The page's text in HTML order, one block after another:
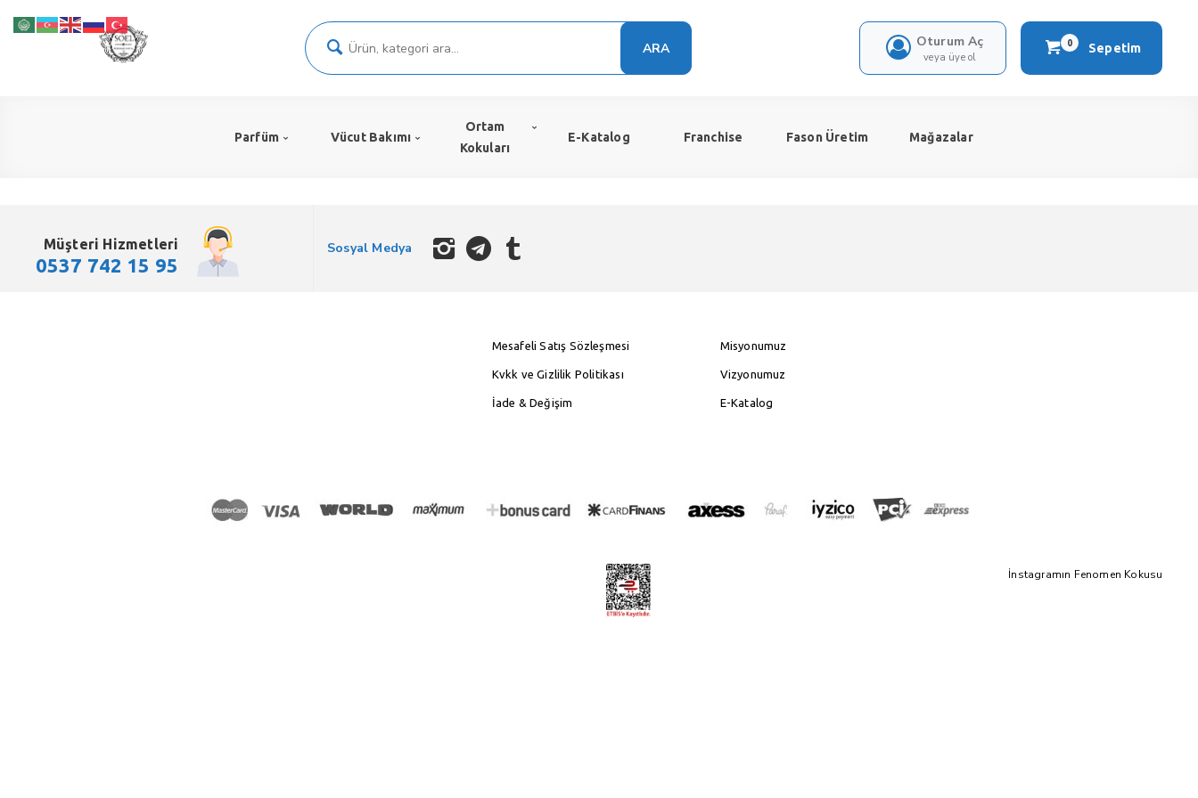
ARA Oturum Aç
veya üye ol
0 Sepetim
Parfüm Vücut Bakımı
Ortam
Kokuları
E-Katalog Franchise Fason Üretim Mağazalar
Müşteri Hizmetleri
0537 742 15 95
Sosyal Medya
Mesafeli Satış Sözleşmesi
Kvkk ve Gizlilik Politikası
İade & Değişim
Misyonumuz
Vizyonumuz
E-Katalog
İnstagramın Fenomen Kokusu